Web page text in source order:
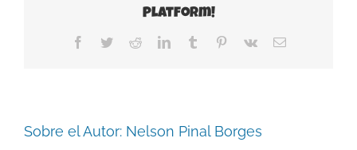
Platform!
Facebook
TwitterRedditLinkedInTumblr Pinterest
Vk
Correo
Sobre el Autor: Nelson Pinal Borges